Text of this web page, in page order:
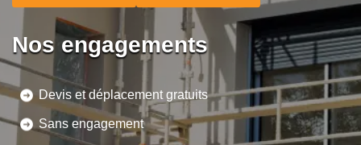
Nos engagements
Devis et déplacement gratuits
Sans engagement